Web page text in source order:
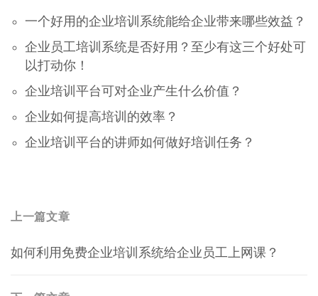
一个好用的企业培训系统能给企业带来哪些效益？
企业员工培训系统是否好用？至少有这三个好处可
以打动你！
企业培训平台可对企业产生什么价值？
企业如何提高培训的效率？
企业培训平台的讲师如何做好培训任务？
文
章
上一篇文章
一
文
如何利用免费企业培训系统给企业员工上网课？